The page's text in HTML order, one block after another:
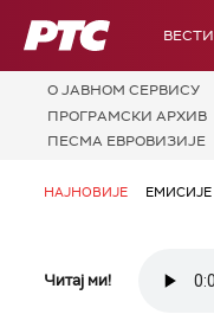
РТС ВЕСТИ
О JАВНОМ СЕРВИСУ
ПРОГРАМСКИ АРХИВ
ПЕСМА ЕВРОВИЗИЈЕ
НАЈНОВИЈЕ ЕМИСИЈЕ
Читај ми!